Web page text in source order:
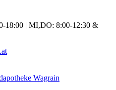
18:00 | MI,DO: 8:00-12:30 &